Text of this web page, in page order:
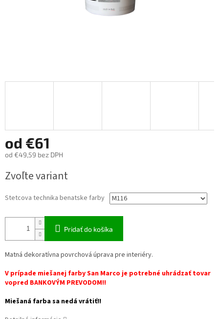
od €61
od €49,59 bez DPH
cena:
Zvoľte variant
Stetcova technika benatske farby
Pridať do košíka
Matná dekoratívna povrchová úprava pre interiéry.
V prípade miešanej farby San Marco je potrebné uhrádzať tovar
vopred BANKOVÝM PREVODOM!!
Miešaná farba sa nedá vrátiť!!